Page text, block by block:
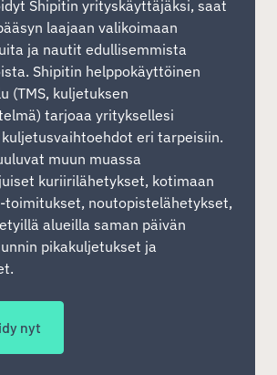
Shipitin yrityskäyttäjäksi, saat
laajaan valikoimaan
ja nautit edullisemmista
Shipitin helppokäyttöinen
(TMS, kuljetuksen
tarjoaa yrityksellesi
eri tarpeisiin.
muun muassa
kuriirilähetykset, kotimaan
toimitukset, noutopistelähetykset,
alueilla saman päivän
pikakuljetukset ja
nyt